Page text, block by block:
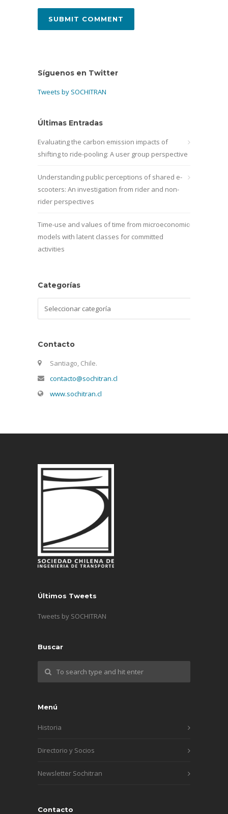
Síguenos en Twitter
Tweets by SOCHITRAN
Últimas Entradas
Evaluating the carbon emission impacts of
shifting to ride-pooling: A user group perspective
Understanding public perceptions of shared e-
scooters: An investigation from rider and non-
rider perspectives
Time-use and values of time from microeconomic
models with latent classes for committed
activities
Categorías
Contacto
Santiago, Chile.
contacto@sochitran.cl
www.sochitran.cl
Últimos Tweets
Tweets by SOCHITRAN
Buscar
Menú
Historia
Directorio y Socios
Newsletter Sochitran
Contacto